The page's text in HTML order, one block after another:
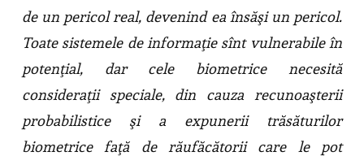
de un pericol real, devenind ea însăşi un pericol.
Toate sistemele de informaţie sînt vulnerabile în
potenţial, dar cele biometrice necesită
consideraţii speciale, din cauza recunoaşterii
probabilistice şi a expunerii trăsăturilor
biometrice faţă de răufăcătorii care le pot